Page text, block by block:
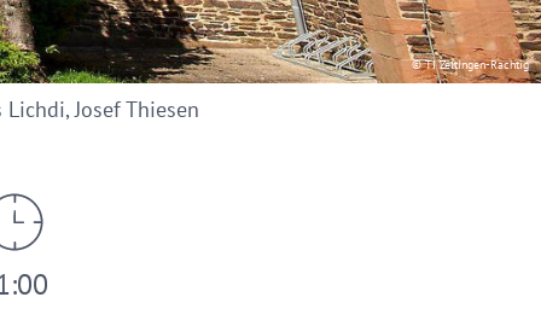
© TI Zeltingen-Rachtig
Josef Thiesen